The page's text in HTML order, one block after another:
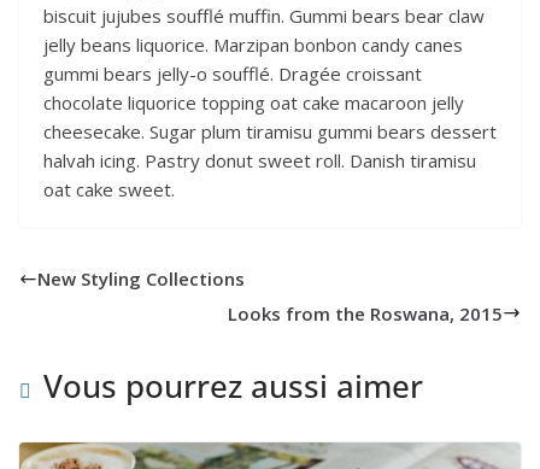
biscuit jujubes soufflé muffin. Gummi bears bear claw
jelly beans liquorice. Marzipan bonbon candy canes
gummi bears jelly-o soufflé. Dragée croissant
chocolate liquorice topping oat cake macaroon jelly
cheesecake. Sugar plum tiramisu gummi bears dessert
halvah icing. Pastry donut sweet roll. Danish tiramisu
oat cake sweet.
New Styling Collections
Looks from the Roswana, 2015
Vous pourrez aussi aimer